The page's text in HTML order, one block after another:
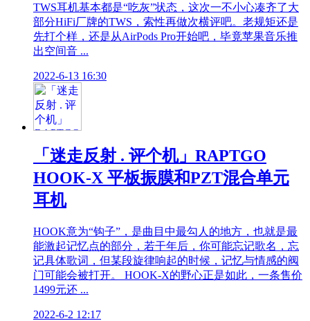
TWS耳机基本都是“吃灰”状态，这次一不小心凑齐了大
部分HiFi厂牌的TWS，索性再做次横评吧。老规矩还是
先打个样，还是从AirPods Pro开始吧，毕竟苹果音乐推
出空间音 ...
2022-6-13 16:30
「迷走反射 . 评个机」RAPTGO
HOOK-X 平板振膜和PZT混合单元
耳机
HOOK意为“钩子”，是曲目中最勾人的地方，也就是最
能激起记忆点的部分，若干年后，你可能忘记歌名，忘
记具体歌词，但某段旋律响起的时候，记忆与情感的阀
门可能会被打开。 HOOK-X的野心正是如此，一条售价
1499元还 ...
2022-6-2 12:17